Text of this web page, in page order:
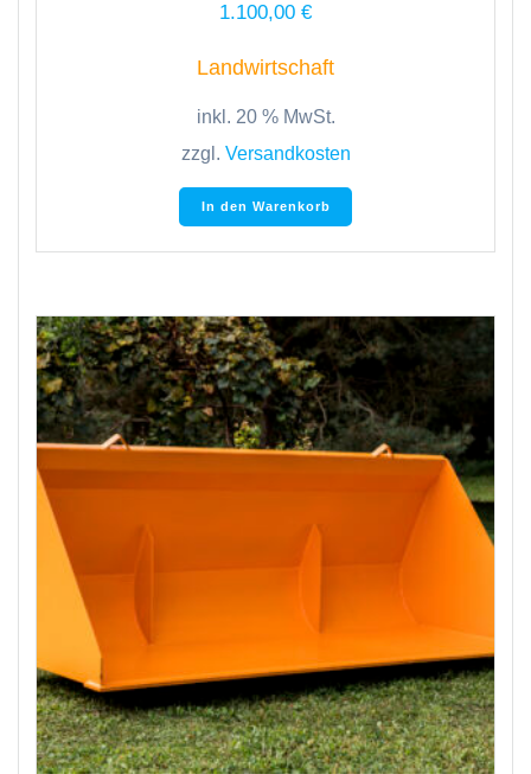
1.100,00 €
Landwirtschaft
inkl. 20 % MwSt.
zzgl. Versandkosten
In den Warenkorb